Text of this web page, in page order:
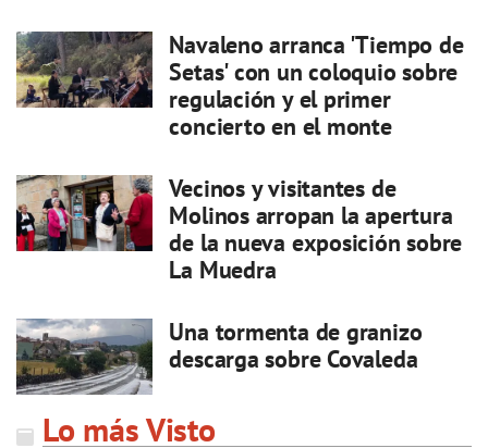
Navaleno arranca 'Tiempo de
Setas' con un coloquio sobre
regulación y el primer
concierto en el monte
Vecinos y visitantes de
Molinos arropan la apertura
de la nueva exposición sobre
La Muedra
Una tormenta de granizo
descarga sobre Covaleda
Lo más Visto